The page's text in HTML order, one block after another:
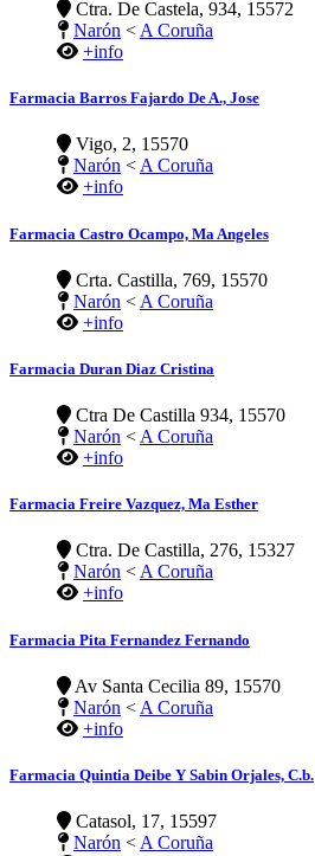
Ctra. De Castela, 934, 15572
Narón < A Coruña
+info
Farmacia Barros Fajardo De A., Jose
Vigo, 2, 15570
Narón <A Coruña
+info
Farmacia Castro Ocampo, Ma Angeles
Crta. Castilla, 769, 15570
Narón < A Coruña
+info
Farmacia Duran Diaz Cristina
Ctra De Castilla 934, 15570
Narón < A Coruña
+info
Farmacia Freire Vazquez, Ma Esther
Ctra. De Castilla, 276, 15327
Narón <A Coruña
+info
Farmacia Pita Fernandez Fernando
Av Santa Cecilia 89, 15570
Narón < A Coruña
+info
Farmacia Quintia Deibe Y Sabin Orjales, C.b.
Catasol, 17, 15597
Narón < A Coruña